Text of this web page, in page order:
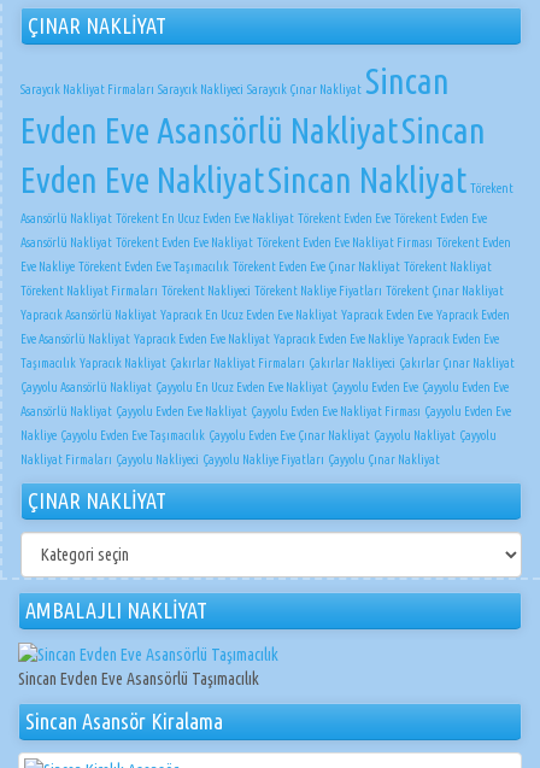
ÇINAR NAKLİYAT
Saraycık Nakliyat Firmaları Saraycık Nakliyeci Saraycık Çınar Nakliyat Sincan
Evden Eve Asansörlü NakliyatSincan
Evden Eve NakliyatSincan Nakliyat Törekent
Asansörlü Nakliyat Törekent En Ucuz Evden Eve Nakliyat Törekent Evden Eve Törekent Evden Eve
Asansörlü Nakliyat Törekent Evden Eve Nakliyat Törekent Evden Eve Nakliyat Firması Törekent Evden
Eve Nakliye Törekent Evden Eve Taşımacılık Törekent Evden Eve Çınar Nakliyat Törekent Nakliyat
Törekent Nakliyat Firmaları Törekent Nakliyeci Törekent Nakliye Fiyatları Törekent Çınar Nakliyat
Yapracık Asansörlü Nakliyat Yapracık En Ucuz Evden Eve Nakliyat Yapracık Evden Eve Yapracık Evden
Eve Asansörlü Nakliyat Yapracık Evden Eve Nakliyat Yapracık Evden Eve Nakliye Yapracık Evden Eve
Taşımacılık Yapracık Nakliyat Çakırlar Nakliyat Firmaları Çakırlar Nakliyeci Çakırlar Çınar Nakliyat
Çayyolu Asansörlü Nakliyat Çayyolu En Ucuz Evden Eve Nakliyat Çayyolu Evden Eve Çayyolu Evden Eve
Asansörlü Nakliyat Çayyolu Evden Eve Nakliyat Çayyolu Evden Eve Nakliyat Firması Çayyolu Evden Eve
Nakliye Çayyolu Evden Eve Taşımacılık Çayyolu Evden Eve Çınar Nakliyat Çayyolu Nakliyat Çayyolu
Nakliyat Firmaları Çayyolu Nakliyeci Çayyolu Nakliye Fiyatları Çayyolu Çınar Nakliyat
ÇINAR NAKLİYAT
ÇINAR
NAKLİYAT
AMBALAJLI NAKLİYAT
Sincan Evden Eve Asansörlü Taşımacılık
Sincan Asansör Kiralama